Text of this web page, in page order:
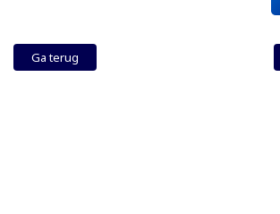
Ga terug